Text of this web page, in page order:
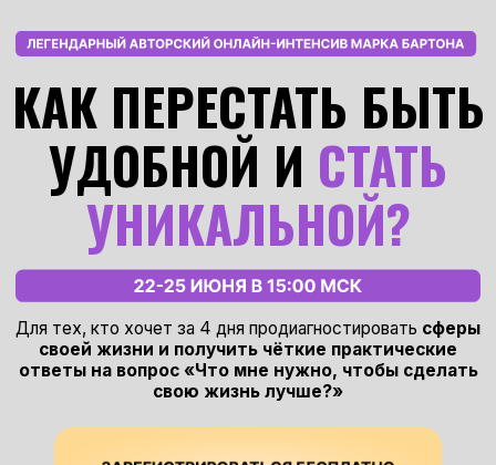
Для тех, кто хочет за 4 дня продиагностировать сферы
своей жизни и получить чёткие практические
свою жизнь лучше?»
КАК ПЕРЕСТАТЬ БЫТЬ
УДОБНОЙ ИСТАТЬ
УНИКАЛЬНОЙ?